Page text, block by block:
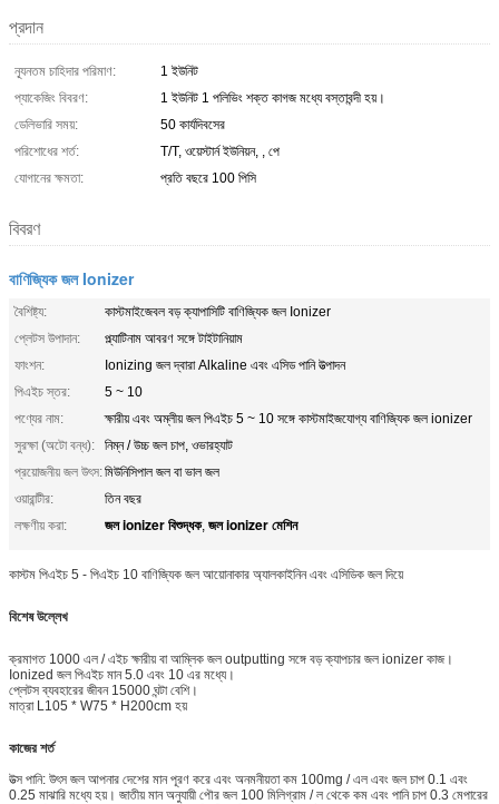
প্রদান
ন্যূনতম চাহিদার পরিমাণ:
1 ইউনিট
প্যাকেজিং বিবরণ:
1 ইউনিট 1 পলিভিং শক্ত কাগজ মধ্যে বস্তাবন্দী হয়।
ডেলিভারি সময়:
50 কার্যদিবসের
পরিশোধের শর্ত:
T/T, ওয়েস্টার্ন ইউনিয়ন, , পে
যোগানের ক্ষমতা:
প্রতি বছরে 100 পিসি
বিবরণ
বাণিজ্যিক জল Ionizer
বৈশিষ্ট্য:
কাস্টমাইজেবল বড় ক্যাপাসিটি বাণিজ্যিক জল Ionizer
প্লেটস উপাদান:
প্ল্যাটিনাম আবরণ সঙ্গে টাইটানিয়াম
ফাংশন:
Ionizing জল দ্বারা Alkaline এবং এসিড পানি উত্পাদন
পিএইচ স্তর:
5 ~ 10
পণ্যের নাম:
ক্ষারীয় এবং অম্লীয় জল পিএইচ 5 ~ 10 সঙ্গে কাস্টমাইজযোগ্য বাণিজ্যিক জল ionizer
সুরক্ষা (অটো বন্ধ):
নিম্ন / উচ্চ জল চাপ, ওভারহ্যাট
প্রয়োজনীয় জল উৎস:মিউনিসিপাল জল বা ভাল জল
ওয়ারান্টীর:
তিন বছর
লক্ষণীয় করা:
জল ionizer বিশুদ্ধক, জল ionizer মেশিন
কাস্টম পিএইচ 5 - পিএইচ 10 বাণিজ্যিক জল আয়োনাকার অ্যালকাইনিন এবং এসিডিক জল দিয়ে
বিশেষ উল্লেখ
ক্রমাগত 1000 এল / এইচ ক্ষারীয় বা আম্লিক জল outputting সঙ্গে বড় ক্যাপচার জল ionizer কাজ।
Ionized জল পিএইচ মান 5.0 এবং 10 এর মধ্যে।
প্লেটস ব্যবহারের জীবন 15000 ঘন্টা বেশি।
মাত্রা L105 * W75 * H200cm হয়
কাজের শর্ত
উত্স পানি: উৎস জল আপনার দেশের মান পূরণ করে এবং অনমনীয়তা কম 100mg / এল এবং জল চাপ 0.1 এবং
0.25 মাঝারি মধ্যে হয়। জাতীয় মান অনুযায়ী পৌর জল 100 মিলিগ্রাম / ল থেকে কম এবং পানি চাপ 0.3 মেপারের